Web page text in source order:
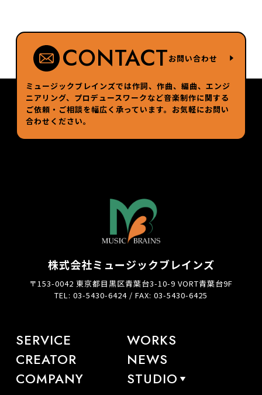
CONTACTお問い合わせ
ミュージックブレインズでは作詞、作曲、編曲、エンジ
ニアリング、プロデュースワークなど音楽制作に関する
ご依頼・ご相談を幅広く承っています。お気軽にお問い
合わせください。
株式会社ミュージックブレインズ
〒153-0042 東京都目黒区青葉台3-10-9 VORT青葉台9F
TEL: 03-5430-6424 / FAX: 03-5430-6425
SERVICE
WORKS
CREATOR
NEWS
COMPANY
STUDIO